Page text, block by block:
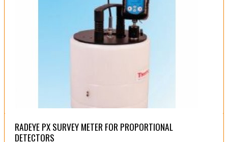
RADEYE PX SURVEY METER FOR PROPORTIONAL
DETECTORS